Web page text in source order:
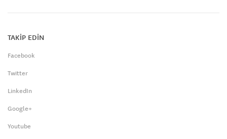
TAKİP EDİN
Facebook
Twitter
LinkedIn
Google+
Youtube